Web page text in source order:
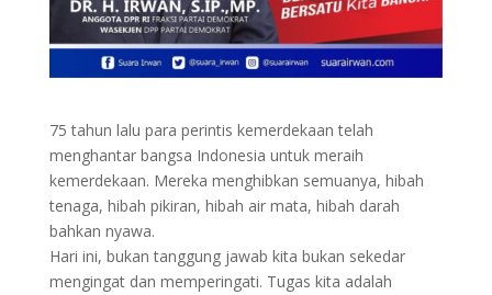
75 tahun lalu para perintis kemerdekaan telah
menghantar bangsa Indonesia untuk meraih
kemerdekaan. Mereka menghibkan semuanya, hibah
tenaga, hibah pikiran, hibah air mata, hibah darah
bahkan nyawa.
Hari ini, bukan tanggung jawab kita bukan sekedar
mengingat dan memperingati. Tugas kita adalah